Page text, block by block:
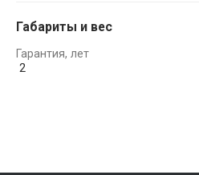
Габариты и вес
Гарантия, лет
2